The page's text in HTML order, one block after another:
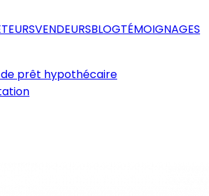
VENDEURSBLOGTÉMOIGNAGES
prêt hypothécaire